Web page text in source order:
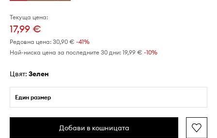
Текуща цена:
17,99 €
Редовна цена: 30,90 € -41%
Най-ниска цена за последните 30 дни: 19,99 € -10%
Цвят: зелен
Един размер
Добави в кошницата